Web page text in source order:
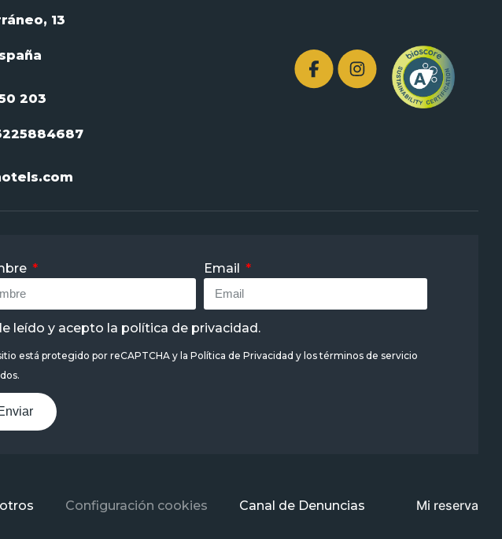
13
203
Email
leído y acepto la política de privacidad.
está protegido por reCAPTCHA y la Política de Privacidad y los términos de servicio
Configuración cookies Canal de Denuncias Mi reserva